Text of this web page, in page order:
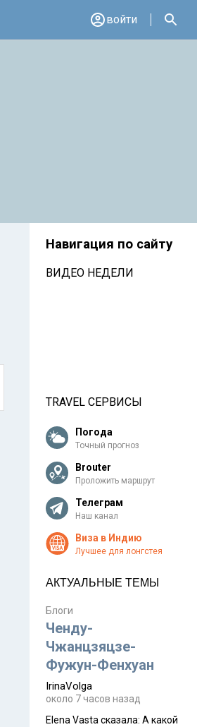
войти
Навигация по сайту
ВИДЕО НЕДЕЛИ
TRAVEL СЕРВИСЫ
Погода
Точный прогноз
Brouter
Проложить маршрут
Телеграм
Наш канал
Виза в Индию
Лучшее для лонгстея
АКТУАЛЬНЫЕ ТЕМЫ
Блоги
Ченду-
Чжанцзяцзе-
Фужун-Фенхуан
IrinaVolga
около 7 часов назад
Elena Vasta сказалa: А какой